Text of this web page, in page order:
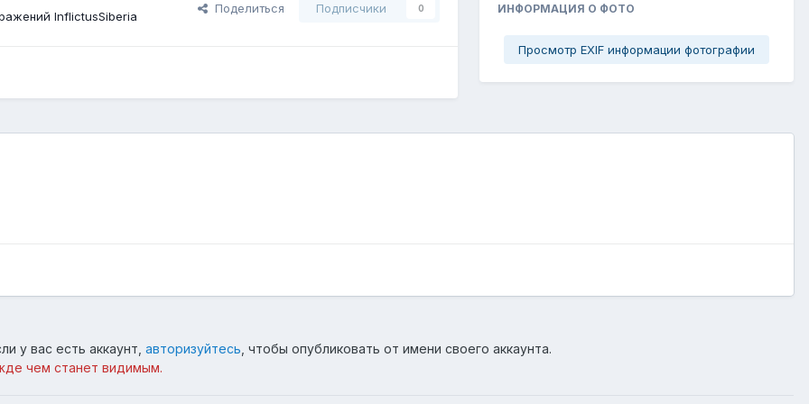
InflictusSiberia
Поделиться Подписчики 0 ИНФОРМАЦИЯ О ФОТО
Просмотр EXIF информации фотографии
у вас есть аккаунт, авторизуйтесь , чтобы опубликовать от имени своего аккаунта.
чем станет видимым.